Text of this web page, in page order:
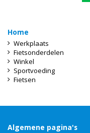
Home
Werkplaats
Fietsonderdelen
Winkel
Sportvoeding
Fietsen
Algemene pagina's